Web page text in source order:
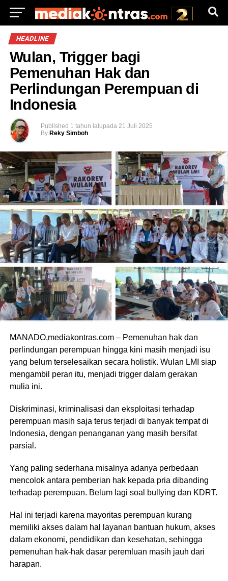
HEADLINE
Wulan, Trigger bagi
Pemenuhan Hak dan
Perlindungan Perempuan di
Indonesia
Published 1 tahun lalupada 21 Juli 2025
By Reky Simboh
MANADO,mediakontras.com – Pemenuhan hak dan
perlindungan perempuan hingga kini masih menjadi isu
yang belum terselesaikan secara holistik. Wulan LMI siap
mengambil peran itu, menjadi trigger dalam gerakan
mulia ini.
Diskriminasi, kriminalisasi dan eksploitasi terhadap
perempuan masih saja terus terjadi di banyak tempat di
Indonesia, dengan penanganan yang masih bersifat
parsial.
Yang paling sederhana misalnya adanya perbedaan
mencolok antara pemberian hak kepada pria dibanding
terhadap perempuan. Belum lagi soal bullying dan KDRT.
Hal ini terjadi karena mayoritas perempuan kurang
memiliki akses dalam hal layanan bantuan hukum, akses
dalam ekonomi, pendidikan dan kesehatan, sehingga
pemenuhan hak-hak dasar peremluan masih jauh dari
harapan.